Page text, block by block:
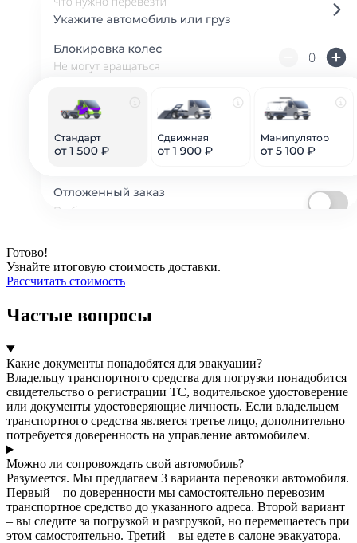
Готово!
Узнайте итоговую стоимость доставки.
Рассчитать стоимость
Частые вопросы
Какие документы понадобятся для эвакуации?
Владельцу транспортного средства для погрузки понадобится
свидетельство о регистрации ТС, водительское удостоверение
или документы удостоверяющие личность. Если владельцем
транспортного средства является третье лицо, дополнительно
потребуется доверенность на управление автомобилем.
Можно ли сопровождать свой автомобиль?
Разумеется. Мы предлагаем 3 варианта перевозки автомобиля.
Первый – по доверенности мы самостоятельно перевозим
транспортное средство до указанного адреса. Второй вариант
– вы следите за погрузкой и разгрузкой, но перемещаетесь при
этом самостоятельно. Третий – вы едете в салоне эвакуатора.